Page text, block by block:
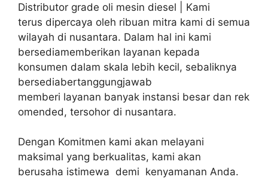
Distributor grade oli mesin diesel | Kami
terus dipercaya oleh ribuan mitra kami di semua
wilayah di nusantara. Dalam hal ini kami
bersediamemberikan layanan kepada
konsumen dalam skala lebih kecil, sebaliknya
bersediabertanggungjawab
memberi layanan banyak instansi besar dan rek
omended, tersohor di nusantara.
Dengan Komitmen kami akan melayani
maksimal yang berkualitas, kami akan
berusaha istimewa demi kenyamanan Anda.